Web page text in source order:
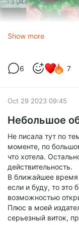
Show more
6 7
Oct 29 2023 09:45
Небольшое
Не писала тут по
моменте, по
что хотела.
действительность.
В ближайшее время
если и буду, то это
возможностью
Плюс в моей
серьезный виток,